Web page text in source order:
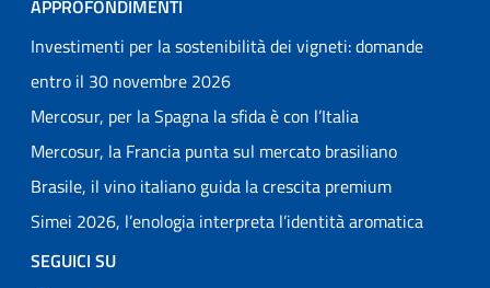
APPROFONDIMENTI
Investimenti per la sostenibilità dei vigneti: domande
entro il 30 novembre 2026
Mercosur, per la Spagna la sfida è con l’Italia
Mercosur, la Francia punta sul mercato brasiliano
Brasile, il vino italiano guida la crescita premium
Simei 2026, l’enologia interpreta l’identità aromatica
SEGUICI SU